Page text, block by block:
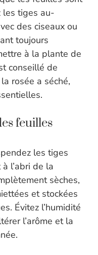
les tiges au-
des ciseaux ou
toujours
à la plante de
conseillé de
rosée a séché,
feuilles
les tiges
l’abri de la
sèches,
et stockées
Évitez l’humidité
l’arôme et la